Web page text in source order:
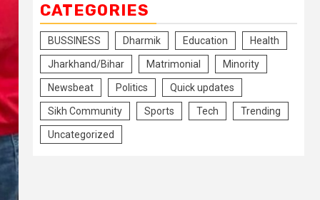
CATEGORIES
BUSSINESS Dharmik Education Health
Jharkhand/Bihar Matrimonial Minority
Newsbeat Politics Quick updates
Sikh Community Sports Tech Trending
Uncategorized